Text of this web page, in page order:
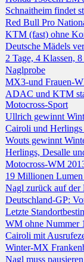
Schnaitheim findet
Red Bull Pro
KTM (fast) ohne
Deutsche Mädels
2 Tage, 4 Klassen,
Naglprobe
MX3-und Frauen-
ADAC und KTM
Motocross-Sport
Ullrich gewinnt
Cairoli und
Wouts gewinnt
Herlings, Desalle
Motocross-WM
19 Millionen
Nagl zurück auf der
Deutschland-GP:
Letzte
WM ohne Nummer 1
Cairoli mit
Winter-MX
Nagl muss pausieren